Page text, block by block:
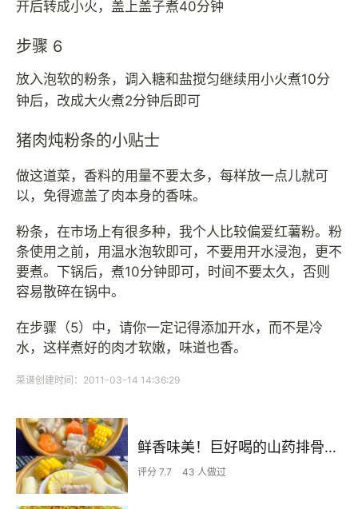
开后转成小火，盖上盖子煮40分钟
步骤 6
放入泡软的粉条，调入糖和盐搅匀继续用小火煮10分
钟后，改成大火煮2分钟后即可
猪肉炖粉条的小贴士
做这道菜，香料的用量不要太多，每样放一点儿就可
以，免得遮盖了肉本身的香味。
粉条，在市场上有很多种，我个人比较偏爱红薯粉。粉
条使用之前，用温水泡软即可，不要用开水浸泡，更不
要煮。下锅后，煮10分钟即可，时间不要太久，否则
容易散碎在锅中。
在步骤（5）中，请你一定记得添加开水，而不是冷
水，这样煮好的肉才软嫩，味道也香。
菜谱创建时间：2011-03-14 14:36:29
鲜香味美！巨好喝的山药排骨汤！！
评分 7.7 43 人做过